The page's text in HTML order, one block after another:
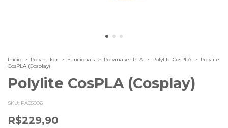
Início > Polymaker > Funcionais > Polymaker PLA > Polylite CosPLA > Polylite
CosPLA (Cosplay)
Polylite CosPLA (Cosplay)
SKU: PA05006
R$229,90